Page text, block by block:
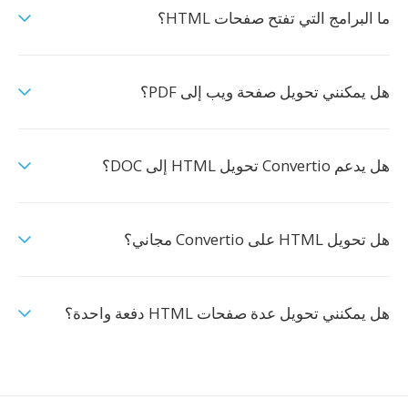
ما البرامج التي تفتح صفحات HTML؟
هل يمكنني تحويل صفحة ويب إلى PDF؟
هل يدعم Convertio تحويل HTML إلى DOC؟
هل تحويل HTML على Convertio مجاني؟
هل يمكنني تحويل عدة صفحات HTML دفعة واحدة؟